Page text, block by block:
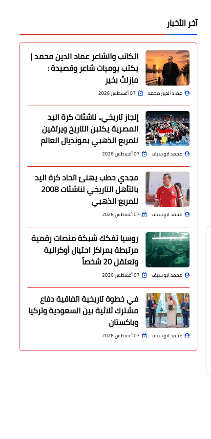
آخر الأخبار
الكاتب والشاعر عماد الدين محمد |
يكتب يوميات شاعر وقصيدة :
مازلتُ بخير
عماد الدين محمد 07 أغسطس 2026
إنجاز تاريخي.. ناشئات كرة اليد
المصرية يكتبن التاريخ ويرتقين
للمربع الذهبي بمونديال العالم
محمد ابو سيف 07 أغسطس 2026
مجدي حطب يهنئ اتحاد كرة اليد
بالتأهل التاريخي لناشئات 2008
للمربع الذهبي
محمد ابو سيف 07 أغسطس 2026
روسيا تفكك شبكة منصات رقمية
مرتبطة بمراكز احتيال أوكرانية
وتعتقل 20 شخصاً
محمد ابو سيف 07 أغسطس 2026
في خطوة تاريخية اتفاقية دفاع
مشترك ثلاثية بين السعودية وتركيا
وباكستان
محمد ابو سيف 07 أغسطس 2026